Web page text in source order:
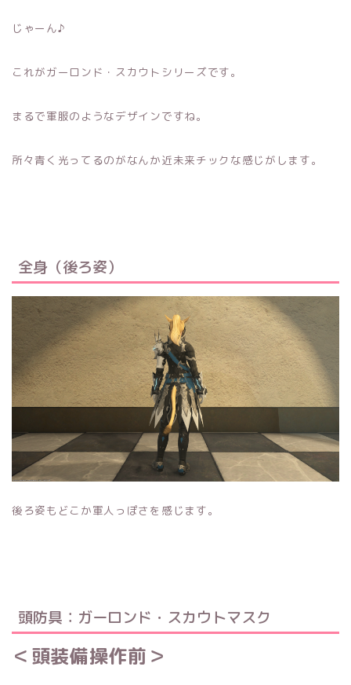
じゃーん♪
これがガーロンド・スカウトシリーズです。
まるで軍服のようなデザインですね。
所々青く光ってるのがなんか近未来チックな感じがします。
全身（後ろ姿）
後ろ姿もどこか軍人っぽさを感じます。
頭防具：ガーロンド・スカウトマスク
＜頭装備操作前＞